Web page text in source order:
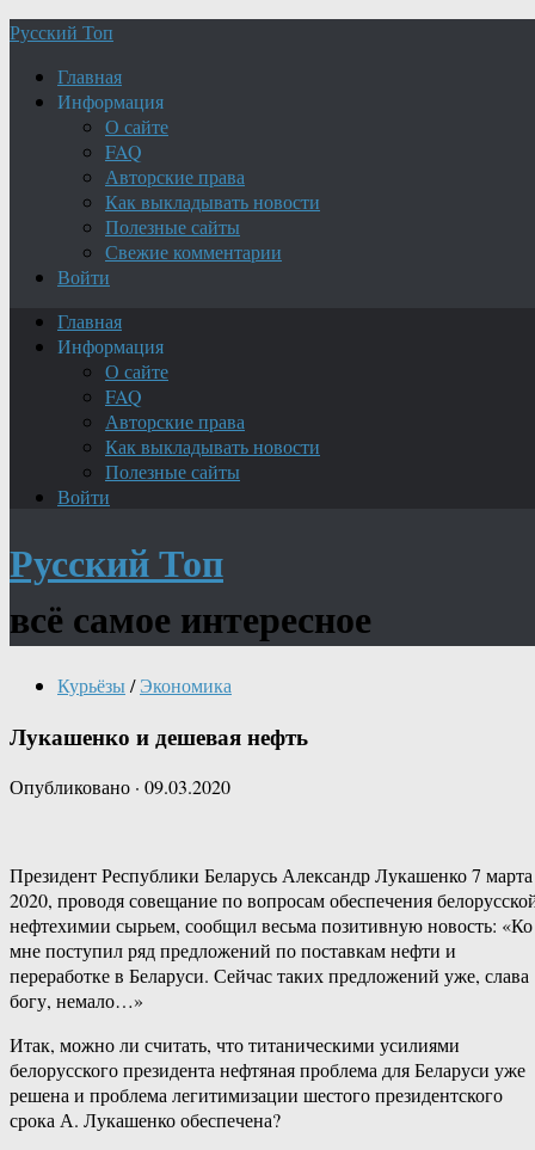
Русский Топ
Главная
Информация
О сайте
FAQ
Авторские права
Как выкладывать новости
Полезные сайты
Свежие комментарии
Войти
Главная
Информация
О сайте
FAQ
Авторские права
Как выкладывать новости
Полезные сайты
Войти
Русский Топ
всё самое интересное
Курьёзы/ Экономика
Лукашенко и дешевая нефть
Опубликовано · 09.03.2020
Президент Республики Беларусь Александр Лукашенко 7 марта
2020, проводя совещание по вопросам обеспечения
нефтехимии сырьем, сообщил весьма позитивную новость: «Ко
мне поступил ряд предложений по поставкам нефти и
переработке в Беларуси. Сейчас таких предложений уже, слава
богу, немало…»
Итак, можно ли считать, что титаническими усилиями
белорусского президента нефтяная проблема для Беларуси уже
решена и проблема легитимизации шестого президентского
срока А. Лукашенко обеспечена?